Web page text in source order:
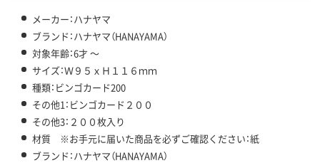
メーカー：ハナヤマ
ブランド：ハナヤマ（HANAYAMA）
対象年齢：6才 ～
サイズ：Ｗ９５ｘＨ１１６ｍｍ
種類：ビンゴカード200
その他1：ビンゴカード２００
その他3：２００枚入り
材質 ※お手元に届いた商品を必ずご確認ください：紙
ブランド：ハナヤマ（HANAYAMA）